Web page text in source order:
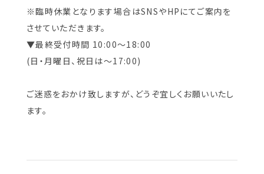
※臨時休業となります場合はSNSやHPにてご案内を
させていただきます。
▼最終受付時間 10:00～18:00
(日・月曜日、祝日は～17:00)
ご迷惑をおかけ致しますが、どうぞ宜しくお願いいたし
ます。